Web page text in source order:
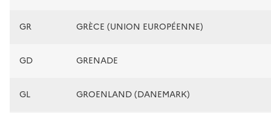
GR GRÈCE (UNION EUROPÉENNE)
GD GRENADE
GL GROENLAND (DANEMARK)